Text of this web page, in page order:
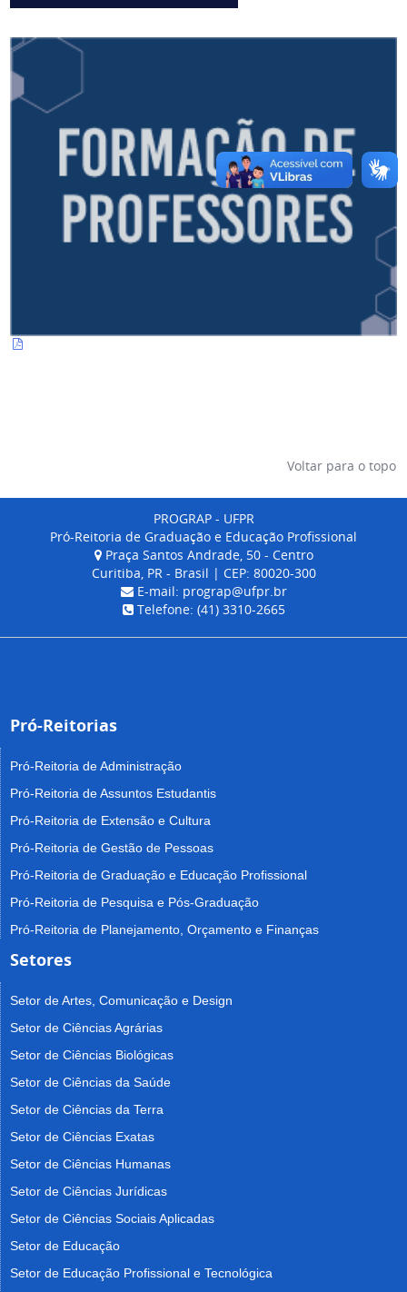
Voltar para o topo
PROGRAP - UFPR
Pró-Reitoria de Graduação e Educação Profissional
Praça Santos Andrade, 50 - Centro
Curitiba, PR - Brasil | CEP: 80020-300
E-mail: prograp@ufpr.br
Telefone: (41) 3310-2665
Pró-Reitorias
Pró-Reitoria de Administração
Pró-Reitoria de Assuntos Estudantis
Pró-Reitoria de Extensão e Cultura
Pró-Reitoria de Gestão de Pessoas
Pró-Reitoria de Graduação e Educação Profissional
Pró-Reitoria de Pesquisa e Pós-Graduação
Pró-Reitoria de Planejamento, Orçamento e Finanças
Setores
Setor de Artes, Comunicação e Design
Setor de Ciências Agrárias
Setor de Ciências Biológicas
Setor de Ciências da Saúde
Setor de Ciências da Terra
Setor de Ciências Exatas
Setor de Ciências Humanas
Setor de Ciências Jurídicas
Setor de Ciências Sociais Aplicadas
Setor de Educação
Setor de Educação Profissional e Tecnológica